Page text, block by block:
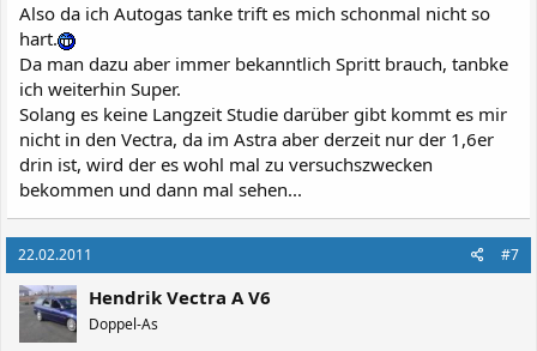
Also da ich Autogas tanke trift es mich schonmal nicht so
hart.
Da man dazu aber immer bekanntlich Spritt brauch, tanbke
ich weiterhin Super.
Solang es keine Langzeit Studie darüber gibt kommt es mir
nicht in den Vectra, da im Astra aber derzeit nur der 1,6er
drin ist, wird der es wohl mal zu versuchszwecken
bekommen und dann mal sehen...
22.02.2011 #7
Hendrik Vectra A V6
Doppel-As